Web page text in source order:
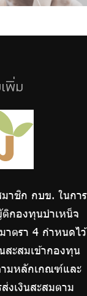
เพิ่ม
าชิก กบข. ในการ
กองทุนบำเหน็จ
ตรา 4 กำหนดไว้
สะสมเข้ากองทุน
ามหลักเกณฑ์และ
งเงินสะสมตาม